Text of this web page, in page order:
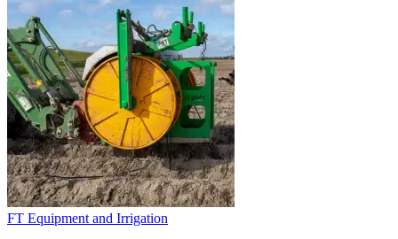
FT Equipment and Irrigation